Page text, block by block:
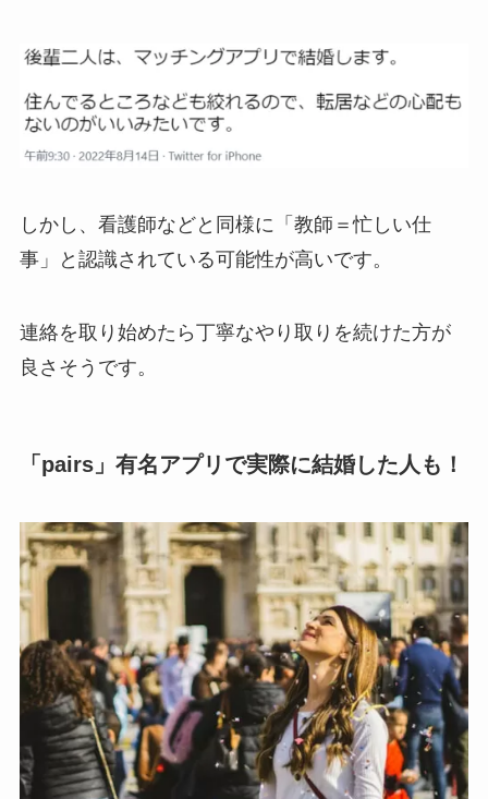
しかし、看護師などと同様に「教師＝忙しい仕
事」と認識されている可能性が高いです。
連絡を取り始めたら丁寧なやり取りを続けた方が
良さそうです。
「pairs」有名アプリで実際に結婚した人も！